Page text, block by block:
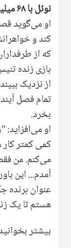
نوئل با ۶۸ میلیون دلارش چه می‌کند؟
او می‌گوید
کند و
که از
بازی زنده
از نزدیک
تمام فصل
بخرد.
او
کمی کمتر
می‌کنم. من
آمدم... این
عنوان برنده
هستم تا یک
بیشتر